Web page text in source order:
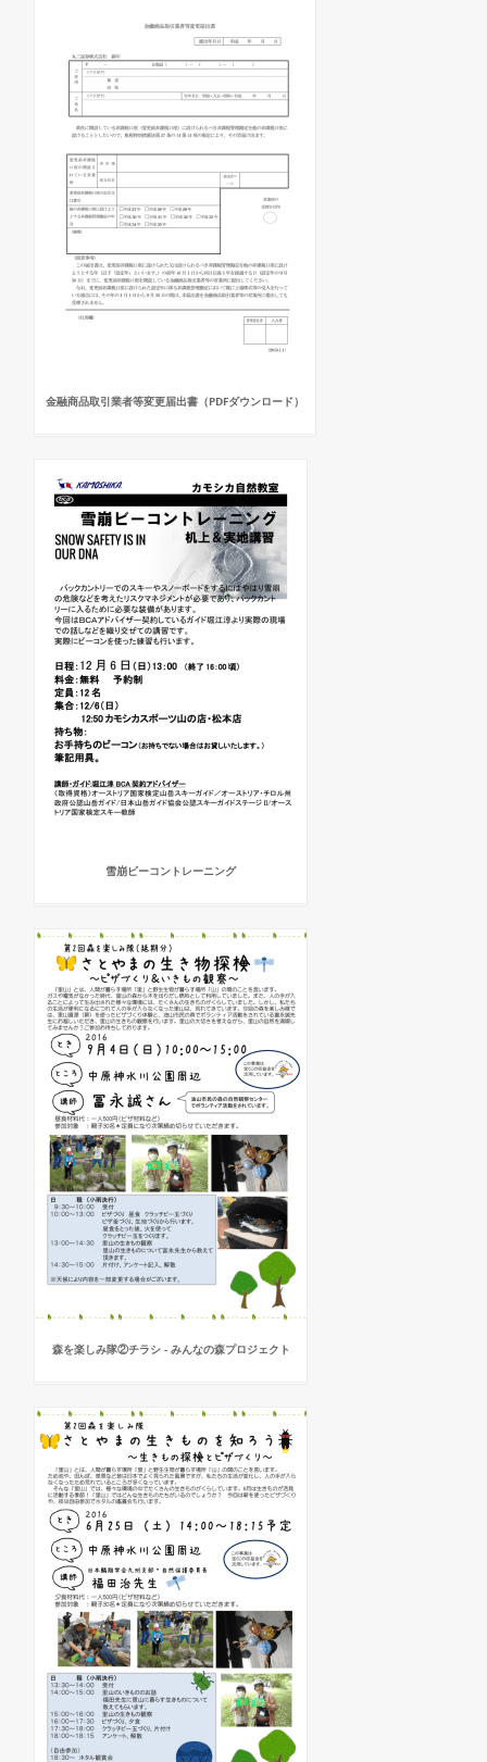
金融商品取引業者等変更届出書（PDFダウンロード）
雪崩ビーコントレーニング
森を楽しみ隊②チラシ - みんなの森プロジェクト